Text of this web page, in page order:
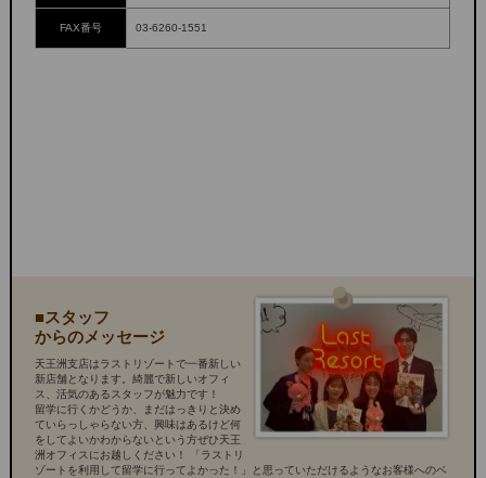
FAX番号 03-6260-1551
■スタッフ
からのメッセージ
天王洲支店はラストリゾートで一番新しい
新店舗となります。綺麗で新しいオフィ
ス、活気のあるスタッフが魅力です！
留学に行くかどうか、まだはっきりと決め
ていらっしゃらない方、興味はあるけど何
をしてよいかわからないという方ぜひ天王
洲オフィスにお越しください！ 「ラストリ
ゾートを利用して留学に行ってよかった！」と思っていただけるようなお客様へのベ